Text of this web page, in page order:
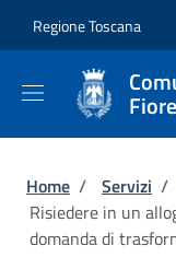
Regione Toscana
Briciole
Home / Servizi /
Risiedere in un
domanda di